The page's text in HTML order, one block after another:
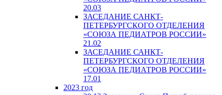
20.03
ЗАСЕДАНИЕ САНКТ-
ПЕТЕРБУРГСКОГО ОТДЕЛЕНИЯ
«СОЮЗА ПЕДИАТРОВ РОССИИ»
21.02
ЗАСЕДАНИЕ САНКТ-
ПЕТЕРБУРГСКОГО ОТДЕЛЕНИЯ
«СОЮЗА ПЕДИАТРОВ РОССИИ»
17.01
2023 год